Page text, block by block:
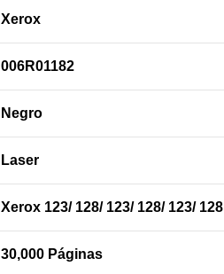
Xerox
006R01182
Negro
Laser
Xerox 123/ 128/ 123/ 128/ 123/ 128
30,000 Páginas